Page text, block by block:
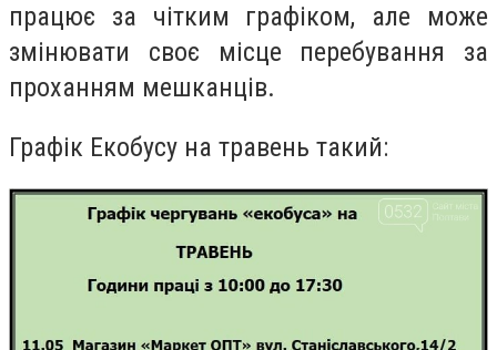
працює за чітким графіком, але може
змінювати своє місце перебування за
проханням мешканців.
Графік Екобусу на травень такий: